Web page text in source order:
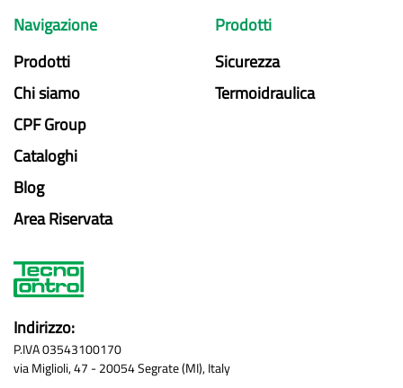
Indirizzo:
P.IVA 03543100170
via Miglioli, 47 - 20054 Segrate (MI), Italy
Navigazione
Prodotti
Chi siamo
CPF Group
Cataloghi
Blog
Area Riservata
Prodotti
Sicurezza
Termoidraulica